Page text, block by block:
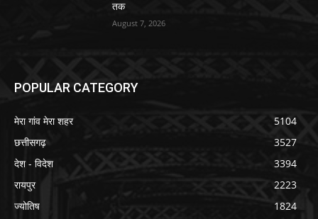
तक
August 7, 2026
POPULAR CATEGORY
मेरा गांव मेरा शहर
5104
छत्तीसगढ़
3527
देश - विदेश
3394
रायपुर
2223
ज्योतिष
1824